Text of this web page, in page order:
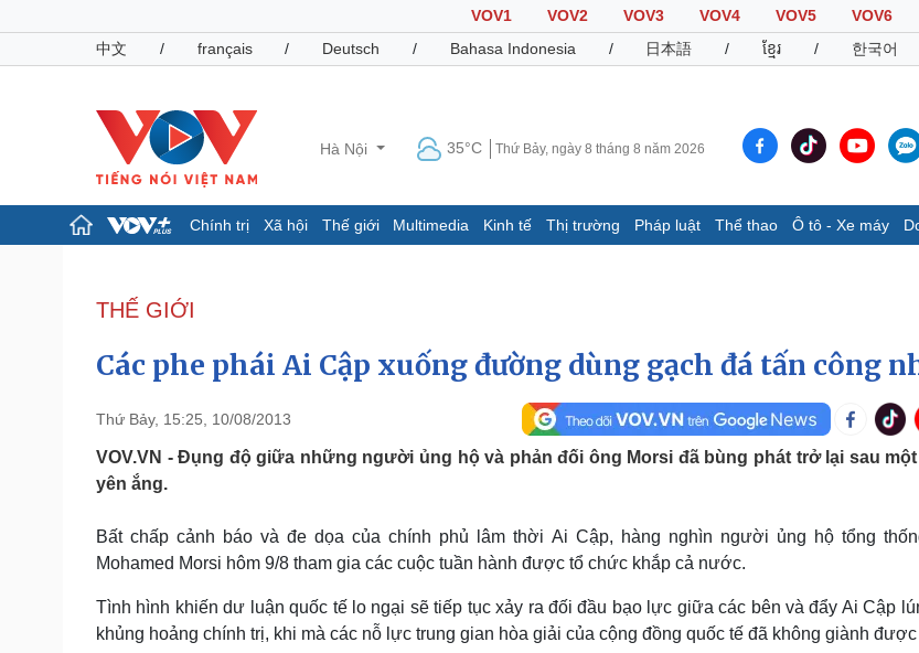
VOV1 VOV2 VOV3 VOV4 VOV5 VOV6
中文
/ français / Deutsch / Bahasa Indonesia / 日本語 / ខ្មែរ / 한국어
Hà Nội 35°C Thứ Bảy, ngày 8 tháng 8 năm 2026
Chính trị Xã hội Thế giới Multimedia Kinh tế Thị trường Pháp luật Thể thao Ô tô - Xe máy
Đảng
Tổ chức nhân sự
Nhận diện sự thật
Dấu ấn VOV
E-Magazine
Infographic
Pháp luật
Vụ án
Tư vấn luật
Quân sự - Quốc phòng
Phân tích
Thể thao
Thế giới thể thao
eSports
Hậu trường
Ô tô - Xe máy
Tư vấn
Sức khỏe
Dinh dưỡng - món ngon
Đời sống
Nhà đẹp
Văn hóa
Sân khấu - Điện ảnh
Giải trí
Nghệ sĩ
THẾ GIỚI
Các phe phái Ai Cập xuống đường dùng gạch đá tấn công
Thứ Bảy, 15:25, 10/08/2013
VOV.VN - Đụng độ giữa những người ủng hộ và phản đối ông Morsi đã bùng phát trở lại sau
yên ắng.
Bất chấp cảnh báo và đe dọa của chính phủ lâm thời Ai Cập, hàng nghìn người ủng hộ tổng
Mohamed Morsi hôm 9/8 tham gia các cuộc tuần hành được tổ chức khắp cả nước.
Tình hình khiến dư luận quốc tế lo ngại sẽ tiếp tục xảy ra đối đầu bạo lực giữa các bên và đẩy Ai Cập
khủng hoảng chính trị, khi mà các nỗ lực trung gian hòa giải của cộng đồng quốc tế đã không giành